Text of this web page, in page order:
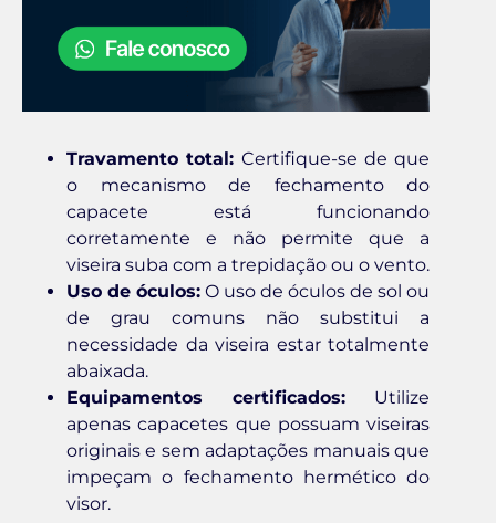
Travamento total: Certifique-se de que
o mecanismo de fechamento do
capacete está funcionando
corretamente e não permite que a
viseira suba com a trepidação ou o vento.
Uso de óculos: O uso de óculos de sol ou
de grau comuns não substitui a
necessidade da viseira estar totalmente
abaixada.
Equipamentos certificados: Utilize
apenas capacetes que possuam viseiras
originais e sem adaptações manuais que
impeçam o fechamento hermético do
visor.